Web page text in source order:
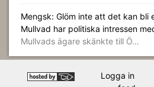
Mengsk: Glöm inte att det kan bli
Mullvad har politiska intressen
Mullvads ägare skänkte till Ö…
Logga in